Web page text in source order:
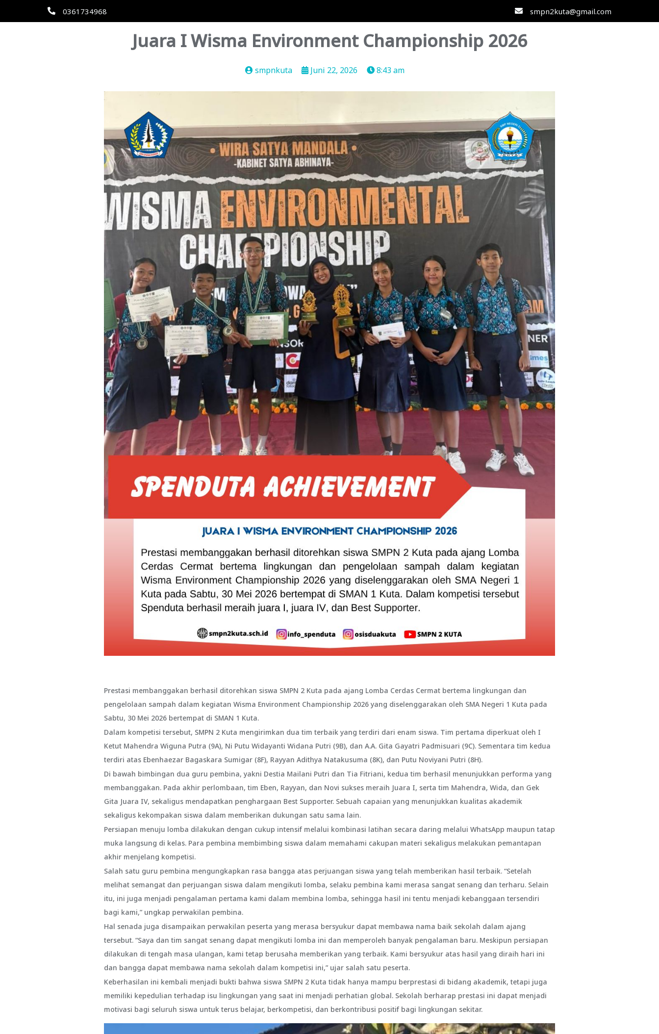
0361734968 smpn2kuta@gmail.com
Juara I Wisma Environment Championship 2026
smpnkuta Juni 22, 2026 8:43 am
Prestasi membanggakan berhasil ditorehkan siswa SMPN 2 Kuta pada ajang Lomba Cerdas Cermat bertema lingkungan dan
pengelolaan sampah dalam kegiatan Wisma Environment Championship 2026 yang diselenggarakan oleh SMA Negeri 1 Kuta pada
Sabtu, 30 Mei 2026 bertempat di SMAN 1 Kuta.
Dalam kompetisi tersebut, SMPN 2 Kuta mengirimkan dua tim terbaik yang terdiri dari enam siswa. Tim pertama diperkuat oleh I
Ketut Mahendra Wiguna Putra (9A), Ni Putu Widayanti Widana Putri (9B), dan A.A. Gita Gayatri Padmisuari (9C). Sementara tim kedua
terdiri atas Ebenhaezar Bagaskara Sumigar (8F), Rayyan Adithya Natakusuma (8K), dan Putu Noviyani Putri (8H).
Di bawah bimbingan dua guru pembina, yakni Destia Mailani Putri dan Tia Fitriani, kedua tim berhasil menunjukkan performa yang
membanggakan. Pada akhir perlombaan, tim Eben, Rayyan, dan Novi sukses meraih Juara I, serta tim Mahendra, Wida, dan Gek
Gita Juara IV, sekaligus mendapatkan penghargaan Best Supporter. Sebuah capaian yang menunjukkan kualitas akademik
sekaligus kekompakan siswa dalam memberikan dukungan satu sama lain.
Persiapan menuju lomba dilakukan dengan cukup intensif melalui kombinasi latihan secara daring melalui WhatsApp maupun tatap
muka langsung di kelas. Para pembina membimbing siswa dalam memahami cakupan materi sekaligus melakukan pemantapan
akhir menjelang kompetisi.
Salah satu guru pembina mengungkapkan rasa bangga atas perjuangan siswa yang telah memberikan hasil terbaik. “Setelah
melihat semangat dan perjuangan siswa dalam mengikuti lomba, selaku pembina kami merasa sangat senang dan terharu. Selain
itu, ini juga menjadi pengalaman pertama kami dalam membina lomba, sehingga hasil ini tentu menjadi kebanggaan tersendiri
bagi kami,” ungkap perwakilan pembina.
Hal senada juga disampaikan perwakilan peserta yang merasa bersyukur dapat membawa nama baik sekolah dalam ajang
tersebut. “Saya dan tim sangat senang dapat mengikuti lomba ini dan memperoleh banyak pengalaman baru. Meskipun persiapan
dilakukan di tengah masa ulangan, kami tetap berusaha memberikan yang terbaik. Kami bersyukur atas hasil yang diraih hari ini
dan bangga dapat membawa nama sekolah dalam kompetisi ini,” ujar salah satu peserta.
Keberhasilan ini kembali menjadi bukti bahwa siswa SMPN 2 Kuta tidak hanya mampu berprestasi di bidang akademik, tetapi juga
memiliki kepedulian terhadap isu lingkungan yang saat ini menjadi perhatian global. Sekolah berharap prestasi ini dapat menjadi
motivasi bagi seluruh siswa untuk terus belajar, berkompetisi, dan berkontribusi positif bagi lingkungan sekitar.